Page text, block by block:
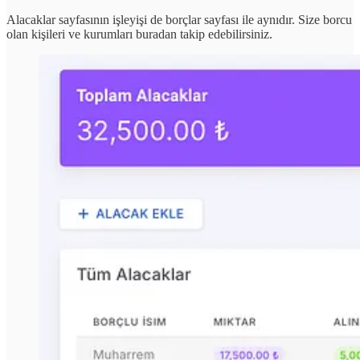
Alacaklar sayfasının işleyişi de borçlar sayfası ile aynıdır. Size borcu
olan kişileri ve kurumları buradan takip edebilirsiniz.